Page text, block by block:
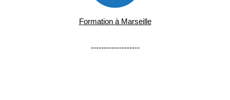
Formation à Marseille
-------------------